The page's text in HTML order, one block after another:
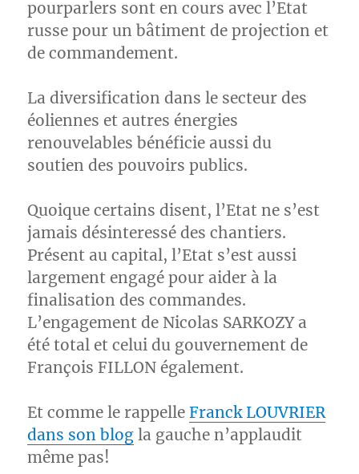
pourparlers sont en cours avec l’Etat
russe pour un bâtiment de projection et
de commandement.
La diversification dans le secteur des
éoliennes et autres énergies
renouvelables bénéficie aussi du
soutien des pouvoirs publics.
Quoique certains disent, l’Etat ne s’est
jamais désinteressé des chantiers.
Présent au capital, l’Etat s’est aussi
largement engagé pour aider à la
finalisation des commandes.
L’engagement de Nicolas SARKOZY a
été total et celui du gouvernement de
François FILLON également.
Et comme le rappelleFranck LOUVRIER
dans son blog la gauche n’applaudit
même pas!